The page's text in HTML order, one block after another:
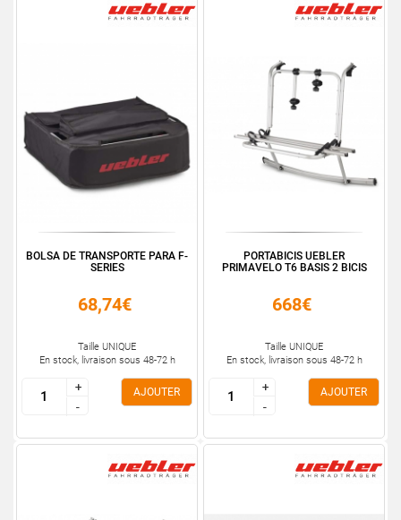
BOLSA DE TRANSPORTE PARA F-
SERIES
68,74€
Taille UNIQUE
En stock, livraison sous 48-72 h
+
-
+
-
AJOUTER
PORTABICIS UEBLER
PRIMAVELO T6 BASIS 2 BICIS
668€
Taille UNIQUE
En stock, livraison sous 48-72 h
+
-
+
-
AJOUTER